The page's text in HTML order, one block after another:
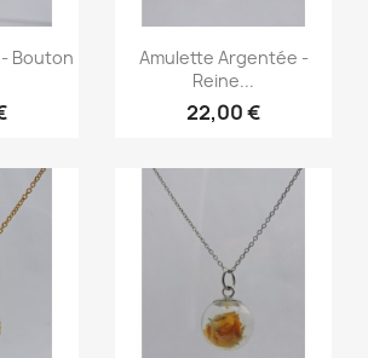
Bouton
Aperçu rapide
Amulette Argentée -
Reine...
22,00 €